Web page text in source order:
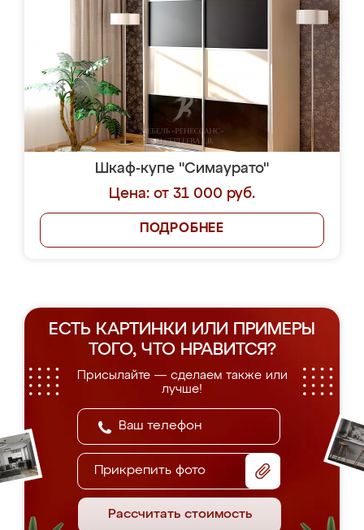
Шкаф-купе "Симаурато"
Цена: от 31 000 руб.
ПОДРОБНЕЕ
ЕСТЬ КАРТИНКИ ИЛИ ПРИМЕРЫ
ТОГО, ЧТО НРАВИТСЯ?
Присылайте — сделаем также или
лучше!
Прикрепить фото
Рассчитать стоимость